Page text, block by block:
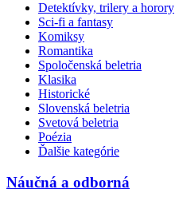
Detektívky, trilery a horory
Sci-fi a fantasy
Komiksy
Romantika
Spoločenská beletria
Klasika
Historické
Slovenská beletria
Svetová beletria
Poézia
Ďalšie kategórie
Náučná a odborná